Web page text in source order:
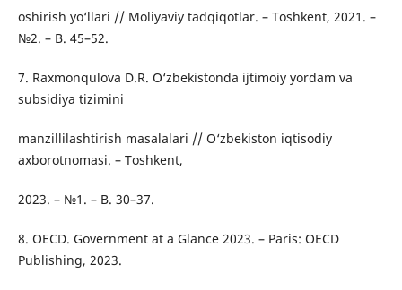
oshirish yo‘llari // Moliyaviy tadqiqotlar. – Toshkent, 2021. –
№2. – B. 45–52.
7. Raxmonqulova D.R. O‘zbekistonda ijtimoiy yordam va
subsidiya tizimini
manzillilashtirish masalalari // O‘zbekiston iqtisodiy
axborotnomasi. – Toshkent,
2023. – №1. – B. 30–37.
8. OECD. Government at a Glance 2023. – Paris: OECD
Publishing, 2023.